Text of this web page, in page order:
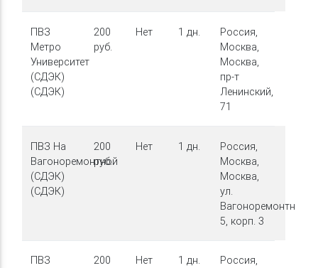
ПВЗ
Метро
Университет
(СДЭК)
(СДЭК)
200
руб.
Нет 1 дн.
Россия,
Москва,
Москва,
пр-т
Ленинский,
71
ПВЗ На
Вагоноремонтной
(СДЭК)
(СДЭК)
200
руб.
Нет 1 дн.
Россия,
Москва,
Москва,
ул.
Вагоноремонтная,
5, корп. 3
ПВЗ
200
Нет 1 дн.
Россия,